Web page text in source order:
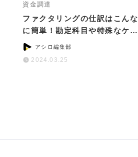
資金調達
ファクタリングの仕訳はこんな
に簡単！勘定科目や特殊なケー
スの対処法を解説
アシロ編集部
2024.03.25